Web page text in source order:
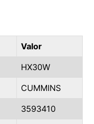
Valor
HX30W
CUMMINS
3593410